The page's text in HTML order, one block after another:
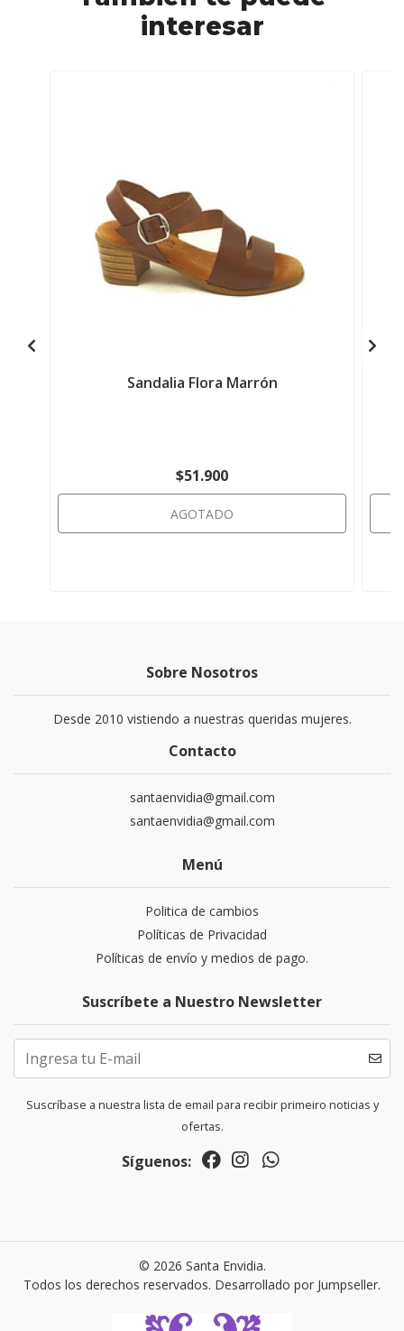
interesar
Sandalia Flora Marrón
$51.900
AGOTADO
Sobre Nosotros
Desde 2010 vistiendo a nuestras queridas mujeres.
Contacto
santaenvidia@gmail.com
santaenvidia@gmail.com
Menú
Politica de cambios
Políticas de Privacidad
Políticas de envío y medios de pago.
Suscríbete a Nuestro Newsletter
Suscríbase a nuestra lista de email para recibir primeiro noticias y
ofertas.
Síguenos:
© 2026 Santa Envidia.
Todos los derechos reservados. Desarrollado por Jumpseller.